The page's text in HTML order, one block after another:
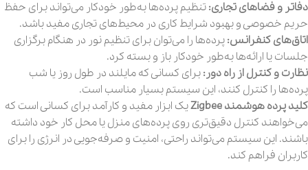
دفاتر و فضاهای تجاری:تنظیم پرده‌ها به‌طور خودکار می‌تواند برای حفظ
حریم خصوصی و بهبود شرایط کاری در محیط‌های تجاری مفید باشد.
اتاق‌های کنفرانس:پرده‌ها را می‌توان برای تنظیم نور در هنگام برگزاری
جلسات یا ارائه‌ها به‌طور خودکار باز و بسته کرد.
نظارت و کنترل از راه دور:برای کسانی که مایلند در طول روز یا شب
پرده‌ها را کنترل کنند، این سیستم بسیار مناسب است.
کلید پرده هوشمند Zigbee
یک ابزار مفید و کارآمد برای کسانی است که
می‌خواهند کنترل دقیق‌تری روی پرده‌های منزل یا محل کار خود داشته
باشند. این سیستم می‌تواند راحتی، امنیت و صرفه‌جویی در انرژی را برای
کاربران فراهم کند.